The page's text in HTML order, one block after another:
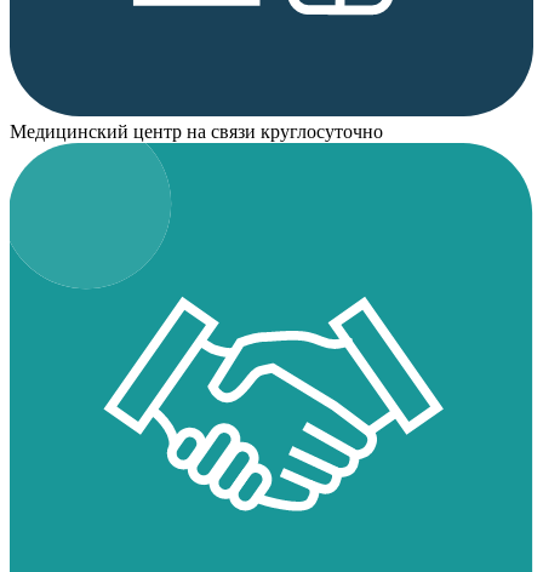
Медицинский центр на связи круглосуточно